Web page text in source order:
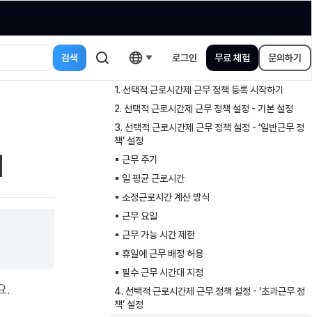
로그인 무료 체험 문의하기
.
1. 선택적 근로시간제 근무 정책 등록 시작하기
2. 선택적 근로시간제 근무 정책 설정 - 기본 설정
3. 선택적 근로시간제 근무 정책 설정 - ‘일반근무 정
책’ 설정
▪︎ 근무 주기
▪︎ 일 평균 근로시간
▪︎ 소정근로시간 계산 방식
▪︎ 근무 요일
▪︎ 근무 가능 시간 제한
▪︎ 휴일에 근무 배정 허용
▪︎ 필수 근무 시간대 지정
4. 선택적 근로시간제 근무 정책 설정 - ‘초과근무 정
책’ 설정